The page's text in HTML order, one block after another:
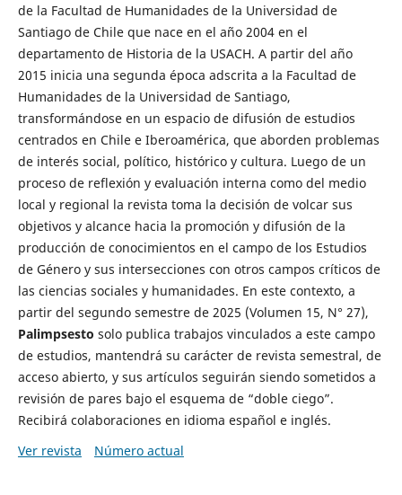
de la Facultad de Humanidades de la Universidad de
Santiago de Chile que nace en el año 2004 en el
departamento de Historia de la USACH. A partir del año
2015 inicia una segunda época adscrita a la Facultad de
Humanidades de la Universidad de Santiago,
transformándose en un espacio de difusión de estudios
centrados en Chile e Iberoamérica, que aborden problemas
de interés social, político, histórico y cultura. Luego de un
proceso de reflexión y evaluación interna como del medio
local y regional la revista toma la decisión de volcar sus
objetivos y alcance hacia la promoción y difusión de la
producción de conocimientos en el campo de los Estudios
de Género y sus intersecciones con otros campos críticos de
las ciencias sociales y humanidades. En este contexto, a
partir del segundo semestre de 2025 (Volumen 15, N° 27),
Palimpsesto solo publica trabajos vinculados a este campo
de estudios, mantendrá su carácter de revista semestral, de
acceso abierto, y sus artículos seguirán siendo sometidos a
revisión de pares bajo el esquema de “doble ciego”.
Recibirá colaboraciones en idioma español e inglés.
Ver revista
Número actual